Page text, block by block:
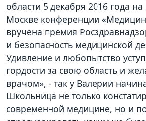
области 5 декабря 2016 года
Москве конференции
вручена премия
и безопасность медицинской
Удивление и любопытство
гордости за свою область и
врачом», - так у Валерии
Школьница не только
современной медицине, но и